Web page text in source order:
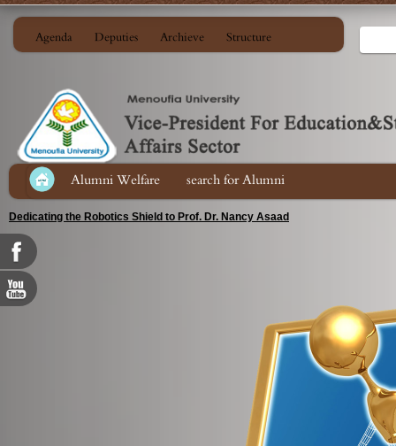
Agenda Deputies Archieve Structure
Alumni Welfare search for Alumni
Dedicating the Robotics Shield to Prof. Dr. Nancy Asaad